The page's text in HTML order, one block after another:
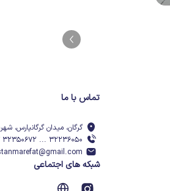
تماس با ما
گرگان، میدان گرگانپارس،
۳۲۲۳۶۰۵۰ ... ۳۲۳۵۰۶۷۲ ۰۱۷ کد
شبکه های اجتماعی